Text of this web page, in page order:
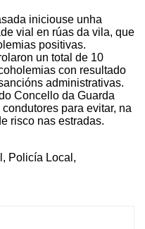
iniciouse unha
vial en rúas da vila, que
positivas.
un total de 10
con resultado
administrativas.
Concello da Guarda
para evitar, na
risco nas estradas.
, Policía Local ,